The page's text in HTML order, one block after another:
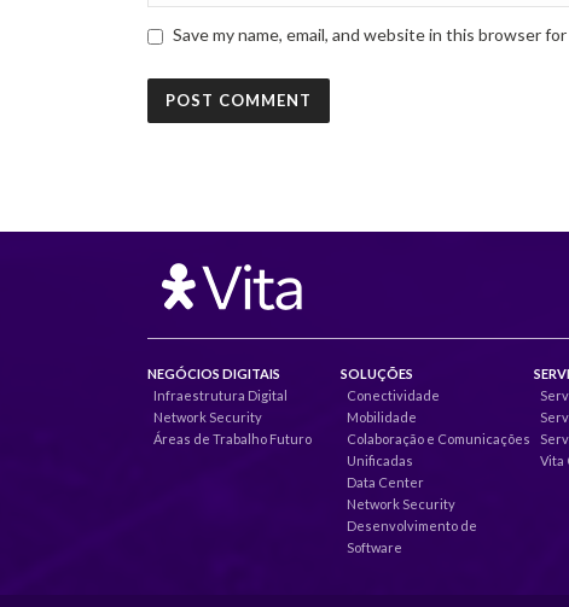
Save my name, email, and website in this browser
NEGÓCIOS DIGITAIS
Infraestrutura Digital
Network Security
Áreas de Trabalho Futuro
SOLUÇÕES
Conectividade
Mobilidade
Colaboração e Comunicações
Unificadas
Data Center
Network Security
Desenvolvimento de
Software
Vita